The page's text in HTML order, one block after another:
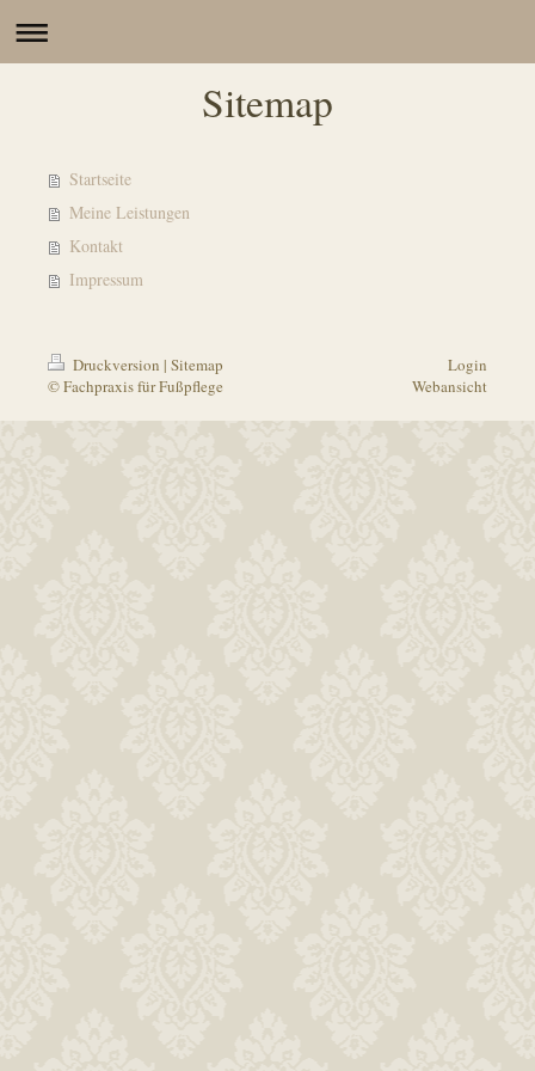
Sitemap
Startseite
Meine Leistungen
Kontakt
Impressum
Druckversion | Sitemap
© Fachpraxis für Fußpflege
Login
Webansicht